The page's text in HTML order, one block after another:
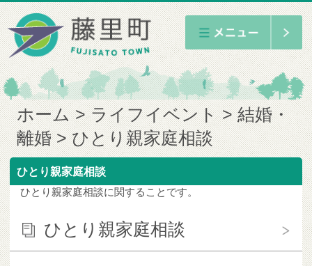
ホーム ライフイベント
結婚・
離婚
ひとり親家庭相談
ひとり親家庭相談
ひとり親家庭相談に関することです。
ひとり親家庭相談